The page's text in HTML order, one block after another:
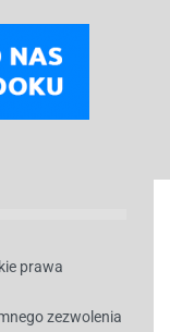
prawa
zezwolenia